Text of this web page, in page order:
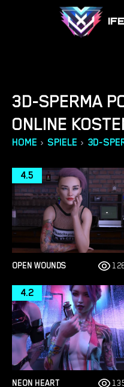
3D-SPERMA
ONLINE
HOME › SPIELE › 3D-
OPEN WOUNDS
4.5
NEON HEART
4.2